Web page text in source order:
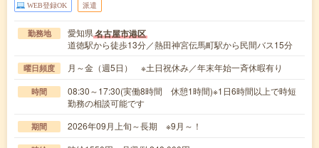
WEB登録OK 派遣
勤務地 愛知県名古屋市港区
道徳駅から徒歩13分／熱田神宮伝馬町駅から民間バス15分
曜日頻度 月～金（週5日） ※土日祝休み／年末年始一斉休暇有り
時間
08:30～17:30(実働8時間 休憩1時間)※1日6時間以上で時短
勤務の相談可能です
期間 2026年09月上旬～長期 ※9月～！